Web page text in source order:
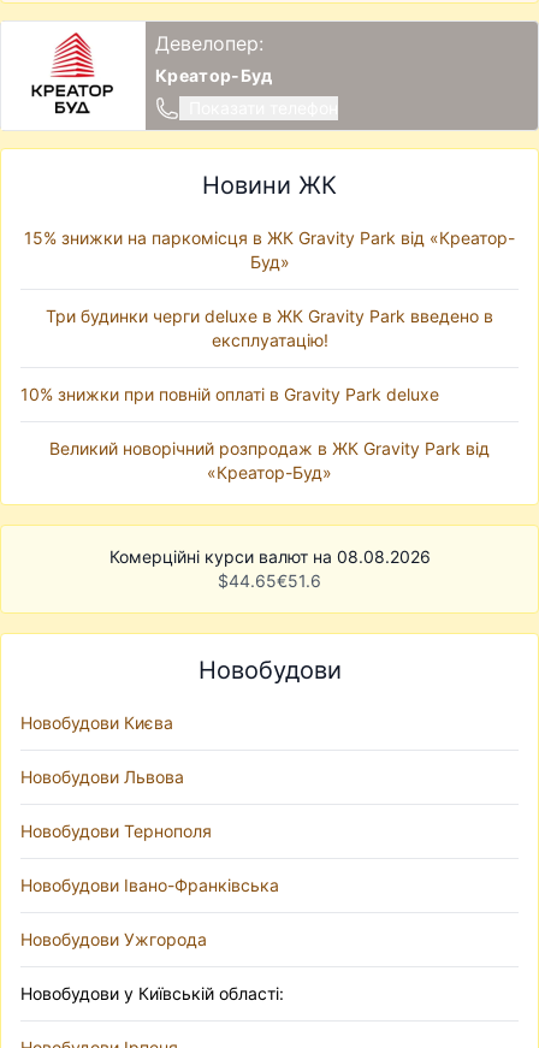
Девелопер:
Креатор-Буд
Новини ЖК
15% знижки на паркомісця в ЖК Gravity Park від «Креатор-
Буд»
Три будинки черги deluxe в ЖК Gravity Park введено в
експлуатацію!
10% знижки при повній оплаті в Gravity Park deluxe
Великий новорічний розпродаж в ЖК Gravity Park від
«Креатор-Буд»
Комерційні курси валют на 08.08.2026
$44.65€51.6
Новобудови
Новобудови Києва
Новобудови Львова
Новобудови Тернополя
Новобудови Івано-Франківська
Новобудови Ужгорода
Новобудови у Київській області: